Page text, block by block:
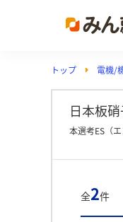
トップ 電機/
日本板
本選考ES（
全2件